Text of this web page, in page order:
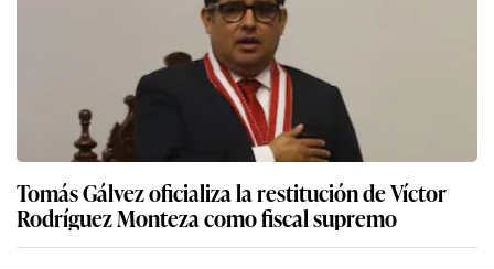
Tomás Gálvez oficializa la restitución de Víctor
Rodríguez Monteza como fiscal supremo